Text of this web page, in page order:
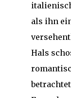
als ihn
Hals